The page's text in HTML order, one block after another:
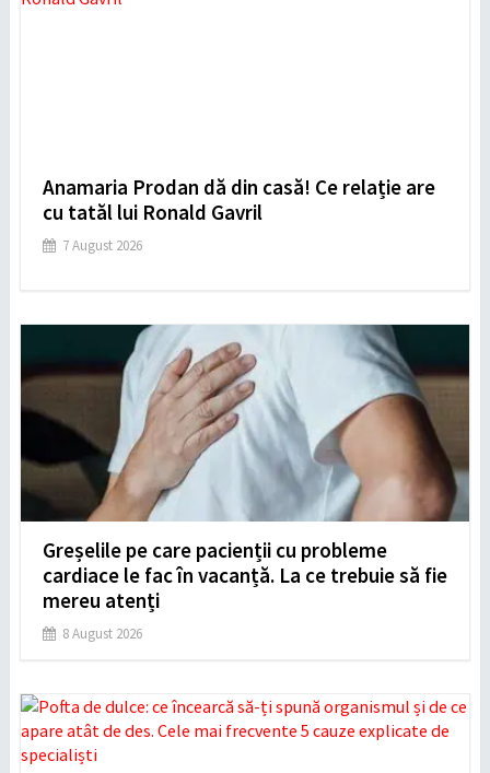
Anamaria Prodan dă din casă! Ce relație are
cu tatăl lui Ronald Gavril
7 August 2026
Greșelile pe care pacienții cu probleme
cardiace le fac în vacanță. La ce trebuie să fie
mereu atenți
8 August 2026